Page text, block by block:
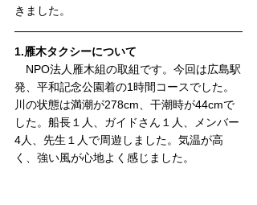
きました。
1.雁木タクシーについて
NPO法人雁木組の取組です。今回は広島駅
発、平和記念公園着の1時間コースでした。
川の状態は満潮が278cm、干潮時が44cmで
した。船長１人、ガイドさん１人、メンバー
4人、先生１人で周遊しました。気温が高
く、強い風が心地よく感じました。